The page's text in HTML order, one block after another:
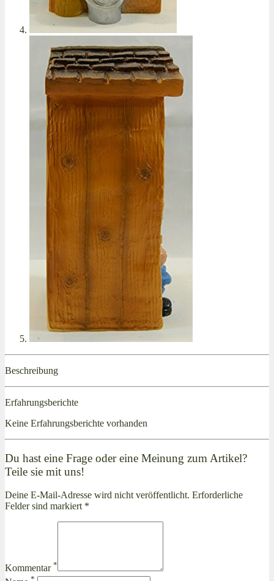
Beschreibung
Erfahrungsberichte
Keine Erfahrungsberichte vorhanden
Du hast eine Frage oder eine Meinung zum Artikel?
Teile sie mit uns!
Deine E-Mail-Adresse wird nicht veröffentlicht. Erforderliche
Felder sind markiert *
Kommentar *
*